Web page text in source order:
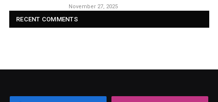
November 27, 2025
RECENT COMMENTS